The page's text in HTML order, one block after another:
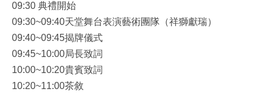
09:30 典禮開始
09:30~09:40天堂舞台表演藝術團隊（祥獅獻瑞）
09:40~09:45揭牌儀式
09:45~10:00局長致詞
10:00~10:20貴賓致詞
10:20~11:00茶敘